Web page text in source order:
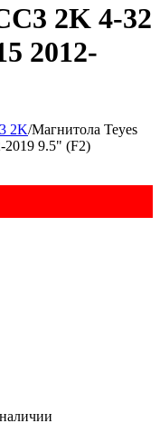
2K 4-32
2012-
2K/Магнитола Teyes
2019 9.5" (F2)